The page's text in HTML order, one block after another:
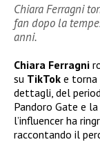
Chiara Ferragni
fan dopo la
anni.
Chiara Ferragni
su TikTok e torna
dettagli, del
Pandoro Gate e
l’influencer ha
raccontando il